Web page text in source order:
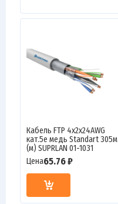
Кабель FTP 4х2х24AWG
кат.5е медь Standart 305м
(м) SUPRLAN 01-1031
Цена65.76 ₽